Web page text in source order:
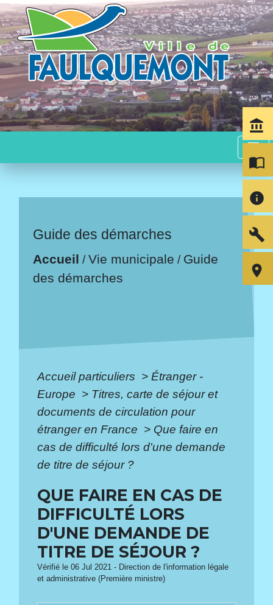
menu
Guide des démarches
Accueil /Vie municipale / Guide
des démarches
Accueil particuliers > Étranger -
Europe > Titres, carte de séjour et
documents de circulation pour
étranger en France > Que faire en
cas de difficulté lors d'une demande
de titre de séjour ?
QUE FAIRE EN CAS DE
DIFFICULTÉ LORS
D'UNE DEMANDE DE
TITRE DE SÉJOUR ?
Vérifié le 06 Jul 2021 - Direction de l'information légale
et administrative (Première ministre)
account_balance
import_contacts
info
build
room